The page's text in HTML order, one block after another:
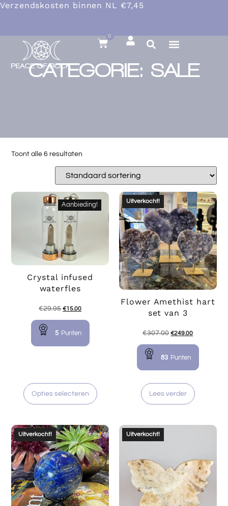
Verzendskosten binnen NL €7,45
0
CATEGORIE: SALE
Toont alle 6 resultaten
Aanbieding!
Crystal infused
waterfles
€29.95 €15.00
5 Punten
Opties selecteren
Uitverkocht!
Flower Amethist hart
set van 3
€307.00 €249.00
83 Punten
Lees verder
Uitverkocht! Uitverkocht!